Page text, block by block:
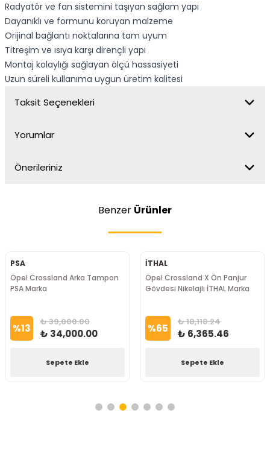
Radyatör ve fan sistemini taşıyan sağlam yapı
Dayanıklı ve formunu koruyan malzeme
Orijinal bağlantı noktalarına tam uyum
Titreşim ve ısıya karşı dirençli yapı
Montaj kolaylığı sağlayan ölçü hassasiyeti
Uzun süreli kullanıma uygun üretim kalitesi
Taksit Seçenekleri
Yorumlar
Önerileriniz
Benzer Ürünler
PSA
Opel Crossland Arka Tampon
PSA Marka
%13 ₺ 39,000.00
₺ 34,000.00
Sepete Ekle
İTHAL
Opel Crossland X Ön Panjur
Gövdesi Nikelajlı İTHAL Marka
%65 ₺ 18,118.24
₺ 6,365.46
Sepete Ekle